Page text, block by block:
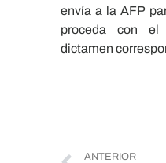
envía a la AFP
proceda con
dictamen
ANTERIOR